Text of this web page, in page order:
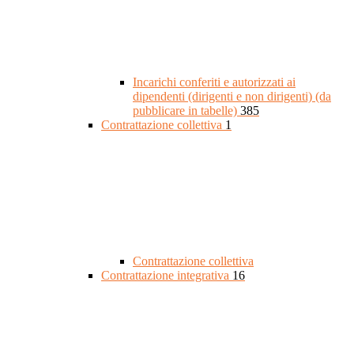
Incarichi conferiti e autorizzati ai
dipendenti (dirigenti e non dirigenti) (da
pubblicare in tabelle) 385
Contrattazione collettiva 1
Contrattazione collettiva
Contrattazione integrativa 16